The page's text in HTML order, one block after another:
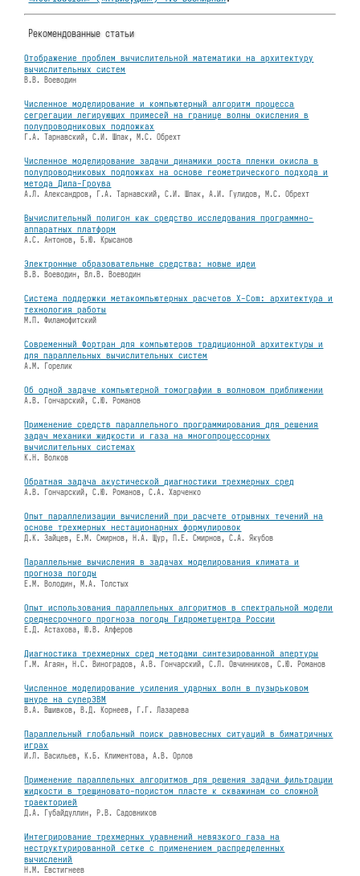
Рекомендованные статьи
Отображение проблем вычислительной математики на архитектуру
вычислительных систем
В.В. Воеводин
Численное моделирование и компьютерный алгоритм процесса
сегрегации легирующих примесей на границе волны окисления в
полупроводниковых подложках
Г.А. Тарнавский, С.И. Шпак, М.С. Обрехт
Численное моделирование задачи динамики роста пленки окисла в
полупроводниковых подложках на основе геометрического подхода и
метода Дила-Гроува
А.Л. Александров, Г.А. Тарнавский, С.И. Шпак, А.И. Гулидов, М.С. Обрехт
Вычислительный полигон как средство исследования программно-
аппаратных платформ
А.С. Антонов, Б.Ю. Крысанов
Электронные образовательные средства: новые идеи
В.В. Воеводин, Вл.В. Воеводин
Система поддержки метакомпьютерных расчетов X-Com: архитектура и
технология работы
М.П. Филамофитский
Современный Фортран для компьютеров традиционной архитектуры и
для параллельных вычислительных систем
А.М. Горелик
Об одной задаче компьютерной томографии в волновом приближении
А.В. Гончарский, С.Ю. Романов
Применение средств параллельного программирования для решения
задач механики жидкости и газа на многопроцессорных
вычислительных системах
К.Н. Волков
Обратная задача акустической диагностики трехмерных сред
А.В. Гончарский, С.Ю. Романов, С.А. Харченко
Опыт параллелизации вычислений при расчете отрывных течений на
основе трехмерных нестационарных формулировок
Д.К. Зайцев, Е.М. Смирнов, Н.А. Щур, П.Е. Смирнов, С.А. Якубов
Параллельные вычисления в задачах моделирования климата и
прогноза погоды
Е.М. Володин, М.А. Толстых
Опыт использования параллельных алгоритмов в спектральной модели
среднесрочного прогноза погоды Гидрометцентра России
Е.Д. Астахова, Ю.В. Алферов
Диагностика трехмерных сред методами синтезированной апертуры
Г.М. Агаян, Н.С. Виноградов, А.В. Гончарский, С.Л. Овчинников, С.Ю. Романов
Численное моделирование усиления ударных волн в пузырьковом
шнуре на суперЭВМ
В.А. Вшивков, В.Д. Корнеев, Г.Г. Лазарева
Параллельный глобальный поиск равновесных ситуаций в биматричных
играх
И.Л. Васильев, К.Б. Климентова, А.В. Орлов
Применение параллельных алгоритмов для решения задачи фильтрации
жидкости в трещиновато-пористом пласте к скважинам со сложной
траекторией
Д.А. Губайдуллин, Р.В. Садовников
Интегрирование трехмерных уравнений невязкого газа на
неструктурированной сетке с применением распределенных
вычислений
Н.М. Евстигнеев